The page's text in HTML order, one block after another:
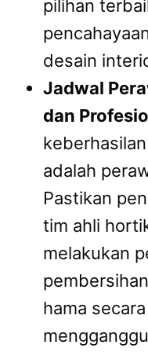
pilihan
desain
Jadwal
dan
adalah
Pastikan
tim ahli
melakukan
hama